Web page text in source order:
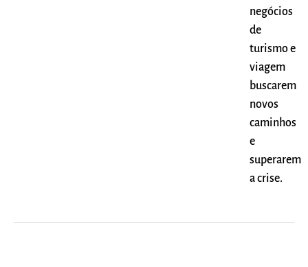
negócios
de
turismo e
viagem
buscarem
novos
caminhos
e
superarem
a crise.